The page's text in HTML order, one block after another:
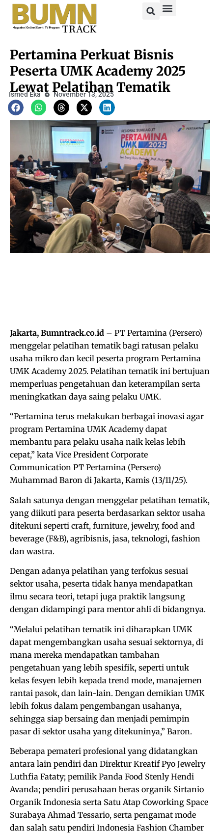
Pertamina Perkuat Bisnis
Peserta UMK Academy 2025
Lewat Pelatihan Tematik
Ismed Eka November 13, 2025
Jakarta, Bumntrack.co.id – PT Pertamina (Persero)
menggelar pelatihan tematik bagi ratusan pelaku
usaha mikro dan kecil peserta program Pertamina
UMK Academy 2025. Pelatihan tematik ini bertujuan
memperluas pengetahuan dan keterampilan serta
meningkatkan daya saing pelaku UMK.
“Pertamina terus melakukan berbagai inovasi agar
program Pertamina UMK Academy dapat
membantu para pelaku usaha naik kelas lebih
cepat,” kata Vice President Corporate
Communication PT Pertamina (Persero)
Muhammad Baron di Jakarta, Kamis (13/11/25).
Salah satunya dengan menggelar pelatihan tematik,
yang diikuti para peserta berdasarkan sektor usaha
ditekuni seperti craft, furniture, jewelry, food and
beverage (F&B), agribisnis, jasa, teknologi, fashion
dan wastra.
Dengan adanya pelatihan yang terfokus sesuai
sektor usaha, peserta tidak hanya mendapatkan
ilmu secara teori, tetapi juga praktik langsung
dengan didampingi para mentor ahli di bidangnya.
“Melalui pelatihan tematik ini diharapkan UMK
dapat mengembangkan usaha sesuai sektornya, di
mana mereka mendapatkan tambahan
pengetahuan yang lebih spesifik, seperti untuk
kelas fesyen lebih kepada trend mode, manajemen
rantai pasok, dan lain-lain. Dengan demikian UMK
lebih fokus dalam pengembangan usahanya,
sehingga siap bersaing dan menjadi pemimpin
pasar di sektor usaha yang ditekuninya,” Baron.
Beberapa pemateri profesional yang didatangkan
antara lain pendiri dan Direktur Kreatif Pyo Jewelry
Luthfia Fataty; pemilik Panda Food Stenly Hendi
Avanda; pendiri perusahaan beras organik Sirtanio
Organik Indonesia serta Satu Atap Coworking Space
Surabaya Ahmad Tessario, serta pengamat mode
dan salah satu pendiri Indonesia Fashion Chamber